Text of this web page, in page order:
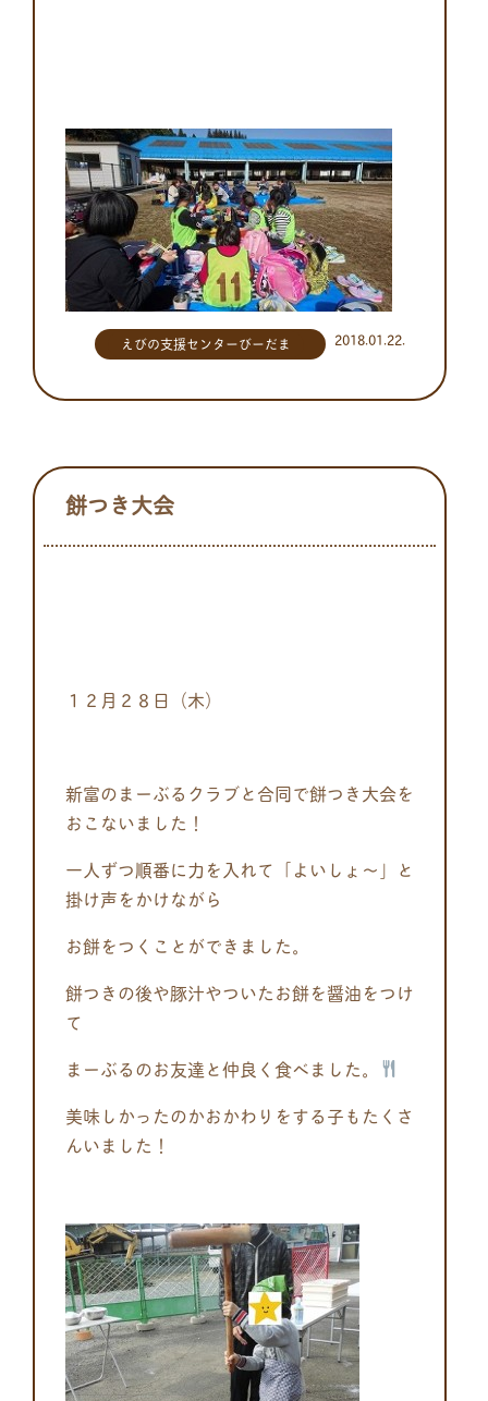
2018.01.22.
えびの支援センターびーだま
餅つき大会
１２月２８日（木）
新富のまーぶるクラブと合同で餅つき大会を
おこないました！
一人ずつ順番に力を入れて「よいしょ～」と
掛け声をかけながら
お餅をつくことができました。
餅つきの後や豚汁やついたお餅を醤油をつけ
て
まーぶるのお友達と仲良く食べました。
美味しかったのかおかわりをする子もたくさ
んいました！